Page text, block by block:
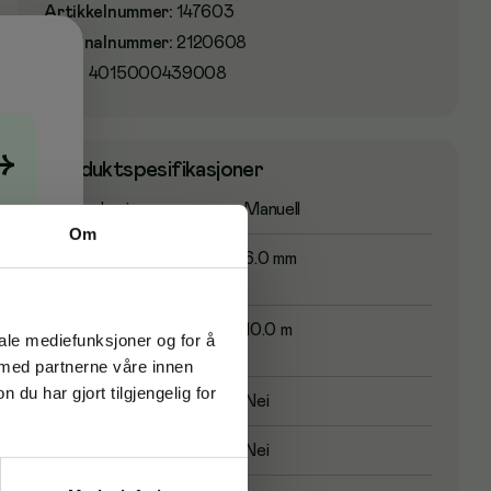
Om
mediefunksjoner og for å
partnerne våre innen
du har gjort tilgjengelig for
Artikkelnummer: 147603
Originalnummer: 2120608
4015000439008
Produktspesifikasjoner
Rullemekanisme Manuell
6.0 mm
Lengde på
korrekturtape
10.0 m
Etterfyllingsbar Nei
Nei